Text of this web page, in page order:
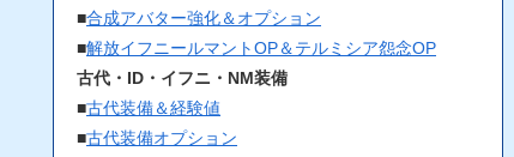
■合成アバター強化＆オプション
■解放イフニールマントOP＆テルミシア怨念OP
古代・ID・イフニ・NM装備
■古代装備＆経験値
■古代装備オプション